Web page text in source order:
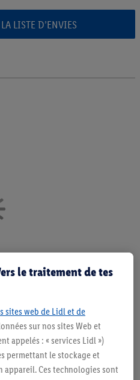
LISTE D’ENVIES
Vente limitée à des
sans décoration. Les produits faisant
NonFood, ne font pas partie de
Ill. semblables.
le traitement de tes
sites web de Lidl et de
sur nos sites Web et
appelés : « services Lidl »)
permettant le stockage et
Ces technologies sont